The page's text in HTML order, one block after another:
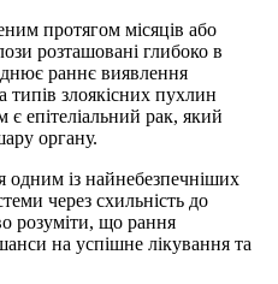
протягом місяців або
розташовані глибоко в
раннє виявлення
типів злоякісних пухлин
епітеліальний рак, який
органу.
одним із найнебезпечніших
через схильність до
розуміти, що рання
на успішне лікування та